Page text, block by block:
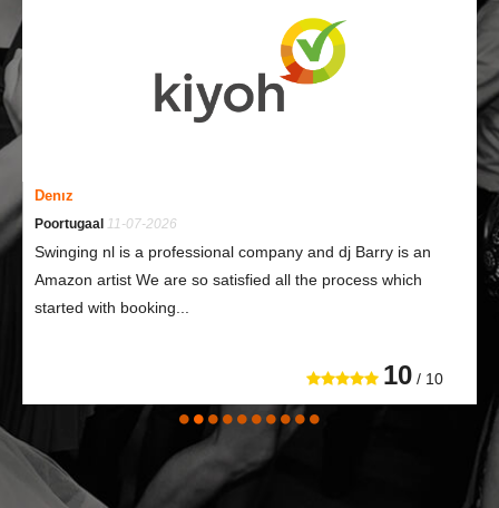
Denız
Poortugaal 11-07-2026
Swinging nl is a professional company and dj Barry is an
Amazon artist We are so satisfied all the process which
started with booking...
10 / 10